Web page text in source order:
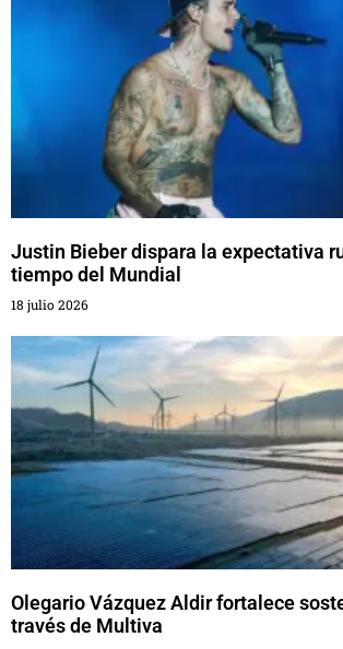
Justin Bieber dispara la expectativa
tiempo del Mundial
18 julio 2026
Olegario Vázquez Aldir fortalece
través de Multiva